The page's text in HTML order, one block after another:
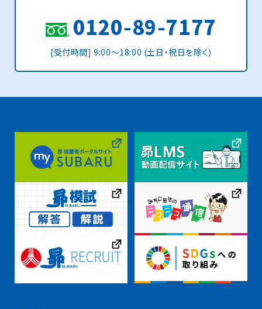
0120-89-7177
[受付時間] 9:00〜18:00 (土日・祝日を除く)